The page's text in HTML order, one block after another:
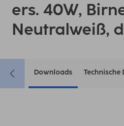
ers. 40W,
Neutralweiß,
Downloads Technische